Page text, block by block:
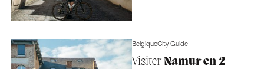
BelgiqueCity Guide
VisiterNamur en 2